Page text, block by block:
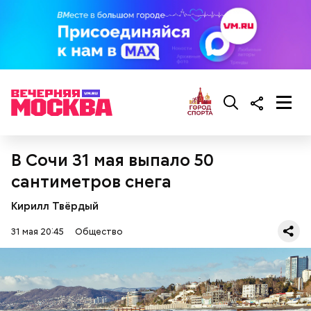
В Сочи 31 мая выпало 50
сантиметров снега
Кирилл Твёрдый
31 мая 20:45 Общество